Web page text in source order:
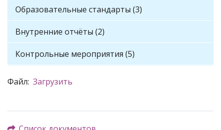
Образовательные стандарты (3)
Внутренние отчёты (2)
Контрольные мероприятия (5)
Файл: Загрузить